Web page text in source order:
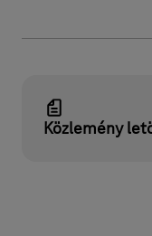
Közlemény